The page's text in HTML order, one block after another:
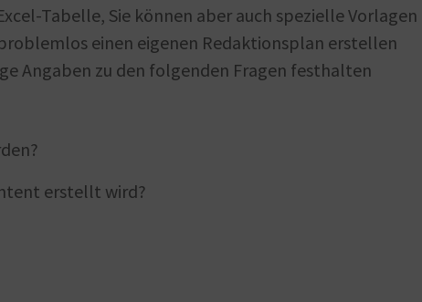
Tabelle, Sie können aber auch spezielle Vorlagen
einen eigenen Redaktionsplan erstellen
Angaben zu den folgenden Fragen festhalten
erstellt wird?